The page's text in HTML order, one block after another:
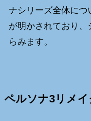
ナシリーズ全体につ
が明かされており
らみます。
ペルソナ3リメ